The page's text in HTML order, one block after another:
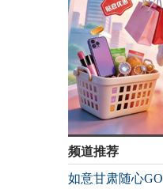
频道推荐
如意甘肃随心GO